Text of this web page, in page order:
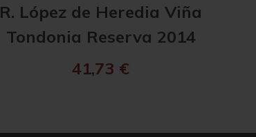
R. López de Heredia Viña
Tondonia Reserva 2014
41,73 €